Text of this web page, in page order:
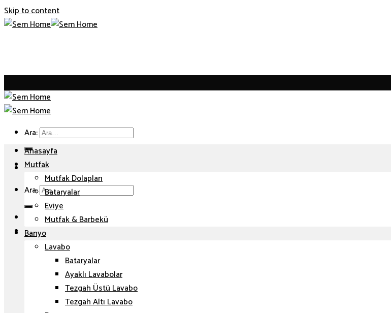
Skip to content
Ara:
Ara:
Anasayfa
Mutfak
Mutfak Dolapları
Bataryalar
Eviye
Mutfak & Barbekü
Banyo
Lavabo
Bataryalar
Ayaklı Lavabolar
Tezgah Üstü Lavabo
Tezgah Altı Lavabo